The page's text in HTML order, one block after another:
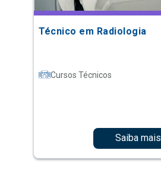
Técnico em Radiologia
Cursos Técnicos
Saiba mais